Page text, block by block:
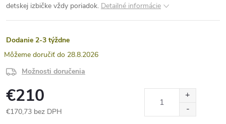
detskej izbičke vždy poriadok. Detailné informácie
Dodanie 2-3 týždne
28.8.2026
Možnosti doručenia
€210
€170,73 bez DPH